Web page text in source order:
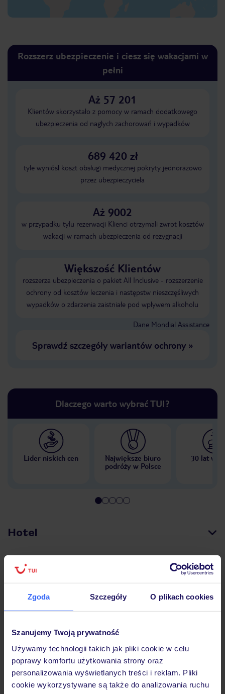
Zgoda Szczegóły O plikach cookies
Szanujemy Twoją prywatność
Używamy technologii takich jak pliki cookie w celu
poprawy komfortu użytkowania strony oraz
personalizowania wyświetlanych treści i reklam. Pliki
cookie wykorzystywane są także do analizowania ruchu
Rozszerz ubezpieczenie i ciesz się wakacjami w
pełni
Aż 57 201
Klientów skorzystało z pomocy w ramach dodatkowego
ubezpieczenia od nagłych zachorowań i wypadków
689 420 zł
tyle wyniósł koszt obsługi medycznej pokryty jednorazowo
przez ubezpieczyciela
Aż 9002
w przypadku tylu rezerwacji Klienci otrzymali zwrot kosztów
wakacji w ramach ubezpieczenia od rezygnacji
Większość Klientów
rozszerza ubezpieczenia o pakiet All Inclusive - rozszerzenie
ochrony od kosztów leczenia i następstw nieszczęśliwych
wypadków o zdarzenia zaistniałe pod wpływem alkoholu
Dane Mondial Assistance
Sprawdź szczegóły wariantów ochrony»
Dlaczego warto wybrać TUI?
Lider niskich cen
Największe biuro
podróży w Polsce
30 lat w
Hotel
Pokoje
Wyżywienie
Atrakcje
Ważne informacje